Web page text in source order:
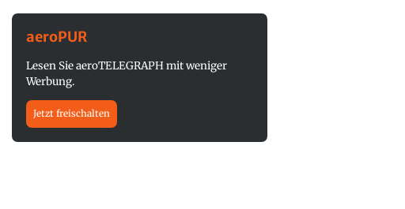
aeroPUR
Lesen Sie aeroTELEGRAPH mit weniger
Werbung.
Jetzt freischalten